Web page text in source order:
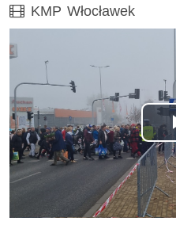
Film
KMP Włocławek